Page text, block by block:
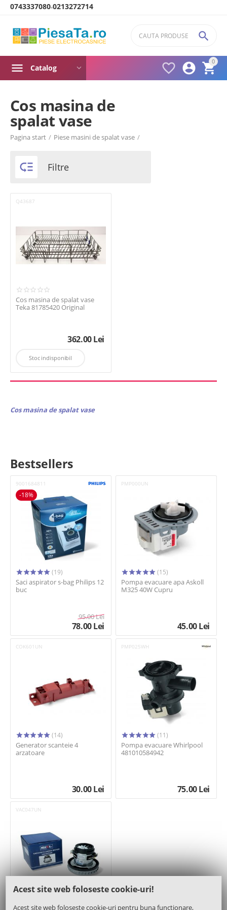
0743337080-0213272714
0




Catalog
Product filters
TEKA
Cos masina de
spalat vase
Pagina start / Piese masini de spalat vase /
 Filtre
Q43687
Cos masina de spalat vase
Teka 81785420 Original
362.00Lei
Stoc indisponibil
Cos masina de spalat vase
Bestsellers
9001684811
-18%
(19)
Saci aspirator s-bag Philips 12
buc
95.00Lei
78.00Lei
PMP000UN
(15)
Pompa evacuare apa Askoll
M325 40W Cupru
45.00Lei
COK601UN
(14)
Generator scanteie 4
arzatoare
30.00Lei
PMP025WH
(11)
Pompa evacuare Whirlpool
481010584942
75.00Lei
VAC047UN
Motor 1400W 137,5mm - SKL
Acest site web foloseste cookie-uri!
Acest site web folosește cookie-uri pentru buna funcționare,